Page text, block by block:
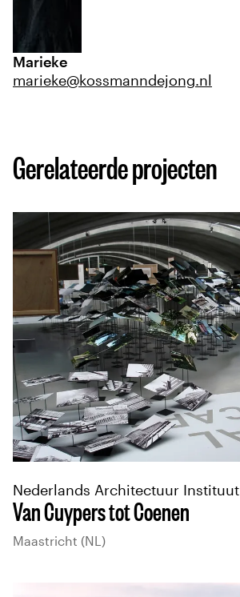
Marieke
marieke@kossmanndejong.nl
Gerelateerde projecten
Van Cuypers tot Coenen
Nederlands Architectuur Instituut
Maastricht (NL)